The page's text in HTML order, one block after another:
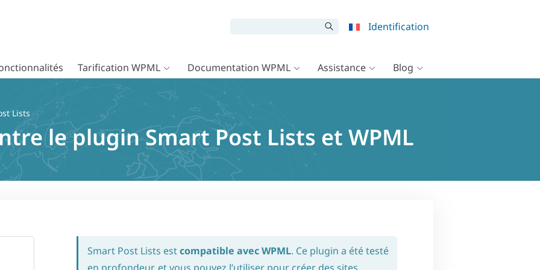
Identification
Tarification WPML Documentation WPML Assistance Blog
Lists
le plugin Smart Post Lists et WPML
Smart Post Lists estcompatible avec WPML. Ce plugin a été testé